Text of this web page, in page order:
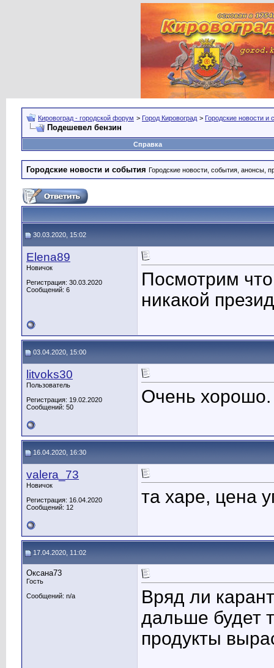
Кировоград - городской форум > Город Кировоград > Городские новости и
Подешевел бензин
Справка
Городские новости и события Городские новости, события, анонсы,
30.03.2020, 15:02
Elena89
Новичок
Регистрация: 30.03.2020
Сообщений: 6
Посмотрим
никакой
03.04.2020, 15:00
litvoks30
Пользователь
Регистрация: 19.02.2020
Сообщений: 50
Очень хорошо.
16.04.2020, 16:30
valera_73
Новичок
Регистрация: 16.04.2020
Сообщений: 12
та харе, цена
17.04.2020, 11:02
Оксана73
Гость
Сообщений: n/a
Вряд ли
дальше будет
продукты